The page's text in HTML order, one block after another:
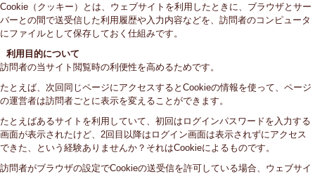
Cookie（クッキー）とは、ウェブサイトを利用したときに、ブラウザとサー
バーとの間で送受信した利用履歴や入力内容などを、訪問者のコンピュータ
にファイルとして保存しておく仕組みです。
利用目的について
訪問者の当サイト閲覧時の利便性を高めるためです。
たとえば、次回同じページにアクセスするとCookieの情報を使って、ページ
の運営者は訪問者ごとに表示を変えることができます。
たとえばあるサイトを利用していて、初回はログインパスワードを入力する
画面が表示されたけど、2回目以降はログイン画面は表示されずにアクセス
できた、という経験ありませんか？それはCookieによるものです。
訪問者がブラウザの設定でCookieの送受信を許可している場合、ウェブサイ